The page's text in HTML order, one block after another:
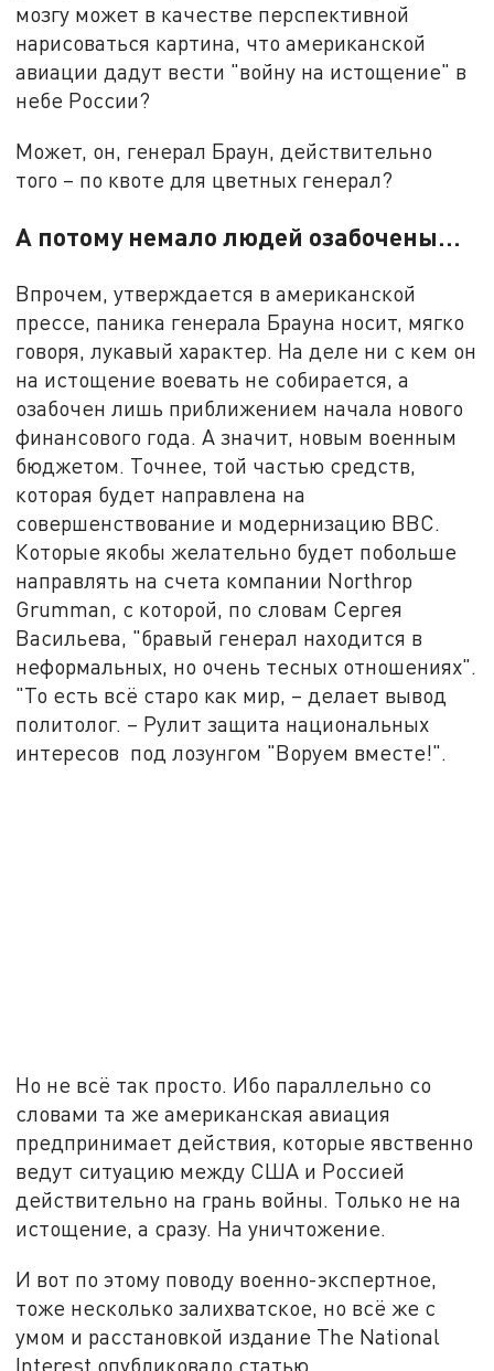
мозгу может в качестве перспективной
нарисоваться картина, что американской
авиации дадут вести "войну на истощение" в
небе России?
Может, он, генерал Браун, действительно
того – по квоте для цветных генерал?
А потому немало людей озабочены…
Впрочем, утверждается в американской
прессе, паника генерала Брауна носит, мягко
говоря, лукавый характер. На деле ни с кем он
на истощение воевать не собирается, а
озабочен лишь приближением начала нового
финансового года. А значит, новым военным
бюджетом. Точнее, той частью средств,
которая будет направлена на
совершенствование и модернизацию ВВС.
Которые якобы желательно будет побольше
направлять на счета компании Northrop
Grumman, с которой, по словам Сергея
Васильева, "бравый генерал находится в
неформальных, но очень тесных отношениях".
"То есть всё старо как мир, – делает вывод
политолог. – Рулит защита национальных
интересов под лозунгом "Воруем вместе!".
Но не всё так просто. Ибо параллельно со
словами та же американская авиация
предпринимает действия, которые явственно
ведут ситуацию между США и Россией
действительно на грань войны. Только не на
истощение, а сразу. На уничтожение.
И вот по этому поводу военно-экспертное,
тоже несколько залихватское, но всё же с
умом и расстановкой издание The National
Interest опубликовало статью,